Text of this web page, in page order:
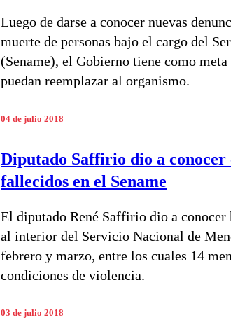
Luego de darse a conocer nuevas
muerte de personas bajo el cargo del
(Sename), el Gobierno tiene como
puedan reemplazar al organismo.
04 de julio 2018
Diputado Saffirio dio a conocer
fallecidos en el Sename
El diputado René Saffirio dio a conocer
al interior del Servicio Nacional de
febrero y marzo, entre los cuales 14
condiciones de violencia.
03 de julio 2018